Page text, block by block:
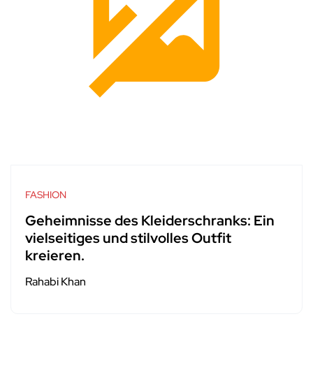
FASHION
Geheimnisse des Kleiderschranks: Ein
vielseitiges und stilvolles Outfit
kreieren.
Rahabi Khan